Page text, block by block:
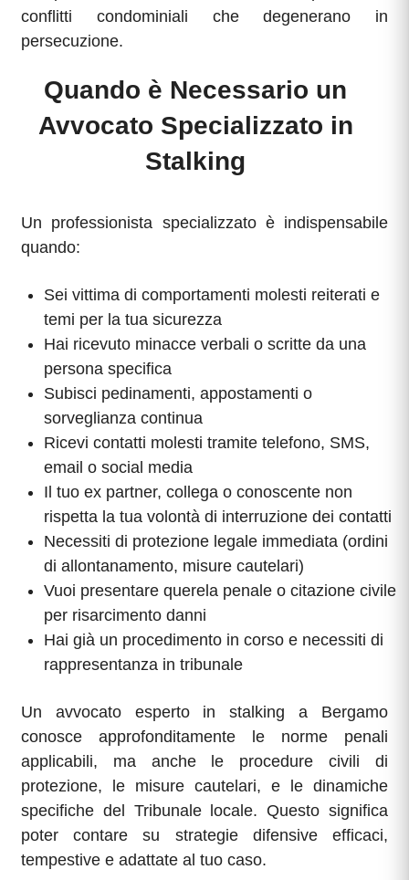
conflitti condominiali che degenerano in
persecuzione.
Quando è Necessario un
Avvocato Specializzato in
Stalking
Un professionista specializzato è indispensabile
quando:
Sei vittima di comportamenti molesti reiterati e
temi per la tua sicurezza
Hai ricevuto minacce verbali o scritte da una
persona specifica
Subisci pedinamenti, appostamenti o
sorveglianza continua
Ricevi contatti molesti tramite telefono, SMS,
email o social media
Il tuo ex partner, collega o conoscente non
rispetta la tua volontà di interruzione dei contatti
Necessiti di protezione legale immediata (ordini
di allontanamento, misure cautelari)
Vuoi presentare querela penale o citazione civile
per risarcimento danni
Hai già un procedimento in corso e necessiti di
rappresentanza in tribunale
Un avvocato esperto in stalking a Bergamo
conosce approfonditamente le norme penali
applicabili, ma anche le procedure civili di
protezione, le misure cautelari, e le dinamiche
specifiche del Tribunale locale. Questo significa
poter contare su strategie difensive efficaci,
tempestive e adattate al tuo caso.